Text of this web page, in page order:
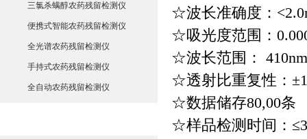
三氯杀螨醇农药残留检测仪
便携式智能农药残留检测仪
全光谱农药残留检测仪
手持式农药残留检测仪
全自动农药残留检测仪
☆波长准确度：
☆吸光度范围：
☆波长范围：
☆透射比重复性：
☆数据储存80,00条
☆样品检测时间：